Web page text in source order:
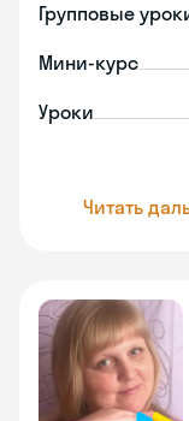
Групповые
Мини-курс
Уроки
Читать